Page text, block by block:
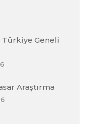
Geneli
Araştırma